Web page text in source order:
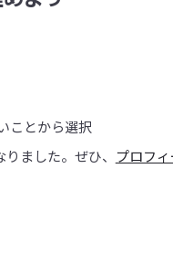
ことから選択
ました。ぜひ、 プロフ